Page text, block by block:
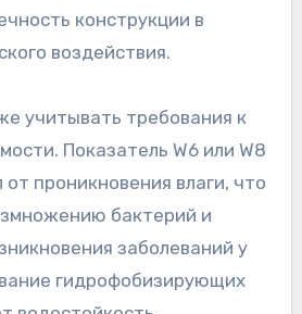
конструкции в
воздействия.
учитывать требования к
Показатель W6 или W8
проникновения влаги, что
бактерий и
заболеваний у
гидрофобизирующих